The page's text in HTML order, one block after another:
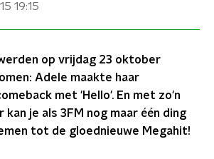
19:15
op vrijdag 23 oktober
Adele maakte haar
met 'Hello'. En met zo'n
kan je als 3FM nog maar één ding
tot de gloednieuwe Megahit!